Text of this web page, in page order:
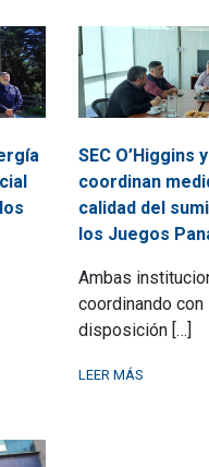
SEC O’Higgins
coordinan
calidad del
los Juegos
Ambas
coordinando con
disposición […]
LEER MÁS